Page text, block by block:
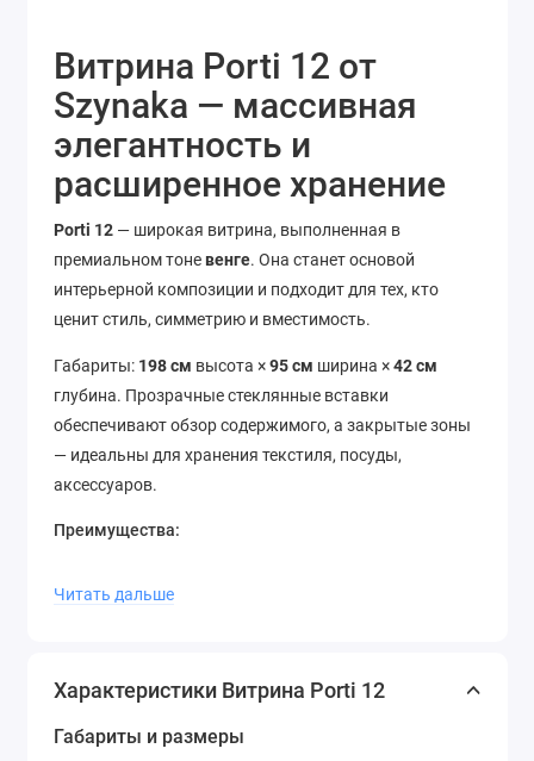
Витрина Porti 12 от
Szynaka — массивная
элегантность и
расширенное хранение
Porti 12 — широкая витрина, выполненная в
премиальном тоне венге. Она станет основой
интерьерной композиции и подходит для тех, кто
ценит стиль, симметрию и вместимость.
Габариты: 198 см высота ×95 см ширина ×42 см
глубина. Прозрачные стеклянные вставки
обеспечивают обзор содержимого, а закрытые зоны
— идеальны для хранения текстиля, посуды,
аксессуаров.
Преимущества:
функционалом
обеденных зон
Читать дальше
Характеристики Витрина Porti 12
Габариты и размеры